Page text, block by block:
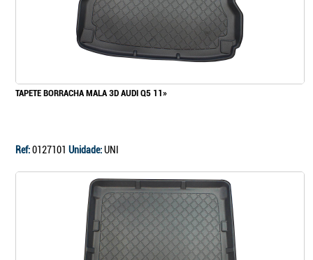
TAPETE BORRACHA MALA 3D AUDI Q5 11»
Ref:0127101 Unidade:UNI